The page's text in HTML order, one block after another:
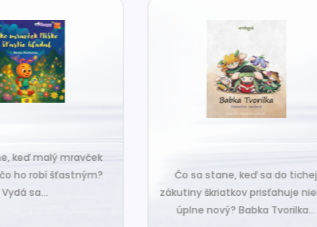
Čo sa stane, keď sa do tichej
zákutiny škriatkov prisťahuje niekto
úplne nový? Babka Tvorilka...